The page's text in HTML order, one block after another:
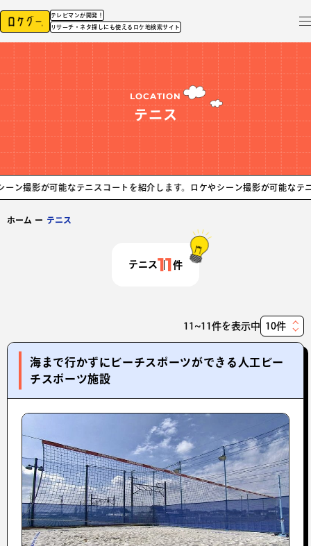
テレビマンが開発！
リサーチ・ネタ探しにも使えるロケ地検索サイト
LOCATION
テニス
撮影が可能なテニスコートを紹介します。 ロケやシーン撮影が可能なテニス
ホーム ー テニス
テニス11件
11~11件を表示中
表
件
海まで行かずにビーチスポーツができる人工ビー
チスポーツ施設